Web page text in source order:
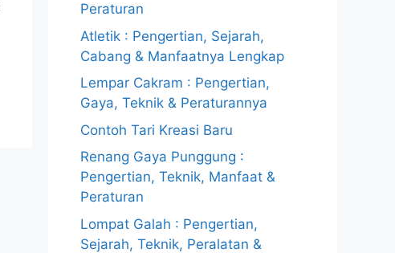
Peraturan
Atletik : Pengertian, Sejarah,
Cabang & Manfaatnya Lengkap
Lempar Cakram : Pengertian,
Gaya, Teknik & Peraturannya
Contoh Tari Kreasi Baru
Renang Gaya Punggung :
Pengertian, Teknik, Manfaat &
Peraturan
Lompat Galah : Pengertian,
Sejarah, Teknik, Peralatan &